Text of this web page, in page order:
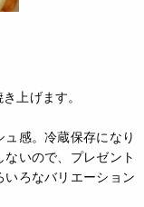
上げます。
感。冷蔵保存になり
いので、プレゼント
ろなバリエーション